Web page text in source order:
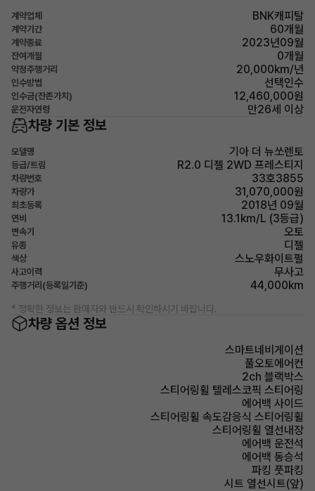
계약업체 BNK캐피탈
계약기간 60개월
계약종료 2023년09월
잔여개월 0개월
약정주행거리 20,000km/년
인수방법 선택인수
인수금(잔존가치) 12,460,000원
운전자연령 만26세 이상
차량 기본 정보
모델명 기아 더 뉴쏘렌토
등급/트림 R2.0 디젤 2WD 프레스티지
차량번호 33호3855
차량가 31,070,000원
최초등록 2018년 09월
연비 13.1km/L (3등급)
변속기 오토
유종 디젤
색상 스노우화이트펄
사고이력 무사고
주행거리(등록일기준) 44,000km
* 정확한 정보는 판매자와 반드시 확인하시기 바랍니다.
차량 옵션 정보
스마트네비게이션
풀오토에어컨
2ch 블랙박스
스티어링휠 텔레스코픽 스티어링
에어백 사이드
스티어링휠 속도감응식 스티어링휠
스티어링휠 열선내장
에어백 운전석
에어백 동승석
파킹 풋파킹
시트 열선시트(앞)